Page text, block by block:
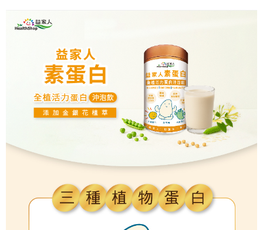
每筆NT$60，滿NT$600(含以上)免運費
萊爾富取貨付款
每筆NT$350，滿NT$9,999(含以上)免運費
付款後萊爾富取貨
每筆NT$350，滿NT$9,999(含以上)免運費
7-11取貨付款
每筆NT$60，滿NT$600(含以上)免運費
付款後7-11取貨
每筆NT$60，滿NT$600(含以上)免運費